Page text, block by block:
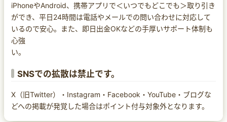
iPhoneやAndroid、携帯アプリで＜いつでもどこでも＞取り引き
ができ、平日24時間は電話やメールでの問い合わせに対応して
いるので安心。また、即日出金OKなどの手厚いサポート体制も
心強
い。
SNSでの拡散は禁止です。
X（旧Twitter）・Instagram・Facebook・YouTube・ブログな
どへの掲載が発覚した場合はポイント付与対象外となります。